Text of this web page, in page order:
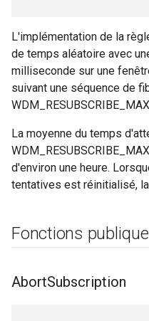
L'implémentation de la
de temps aléatoire avec
milliseconde sur une
suivant une séquence de
La moyenne du temps
d'environ une heure.
tentatives est réinitialisé,
Fonctions
AbortSubscription